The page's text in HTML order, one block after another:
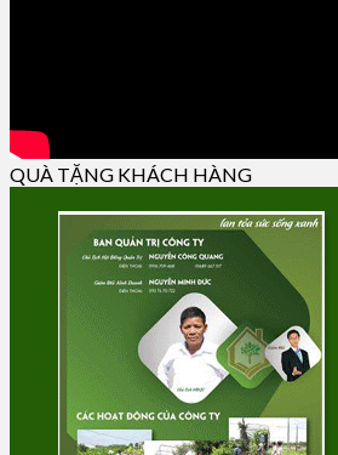
QUÀ TẶNG KHÁCH HÀNG